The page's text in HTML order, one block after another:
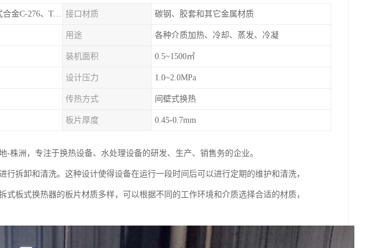
304、316、904、254SOM、哈式合金C-276、TA1等 接口材质 碳钢、胶套和其它金属材质
用途 各种介质加热、冷却、蒸发、冷凝
装机面积 0.5~1500㎡
设计压力 1.0~2.0MPa
传热方式 间壁式换热
板片厚度 0.45-0.7mm
株洲，专注于换热设备、水处理设备的研发、生产、销售务的企业。
行拆卸和清洗。这种设计使得设备在运行一段时间后可以进行定期的维护和清洗，
板式换热器的板片材质多样，可以根据不同的工作环境和介质选择合适的材质，